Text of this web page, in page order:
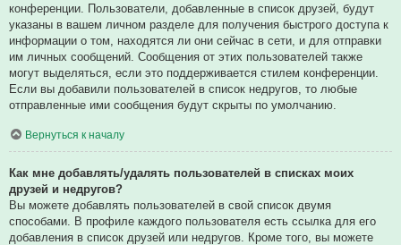
конференции. Пользователи, добавленные в список друзей, будут
указаны в вашем личном разделе для получения быстрого доступа к
информации о том, находятся ли они сейчас в сети, и для отправки
им личных сообщений. Сообщения от этих пользователей также
могут выделяться, если это поддерживается стилем конференции.
Если вы добавили пользователей в список недругов, то любые
отправленные ими сообщения будут скрыты по умолчанию.
Вернуться к началу
Как мне добавлять/удалять пользователей в списках моих
друзей и недругов?
Вы можете добавлять пользователей в свой список двумя
способами. В профиле каждого пользователя есть ссылка для его
добавления в список друзей или недругов. Кроме того, вы можете